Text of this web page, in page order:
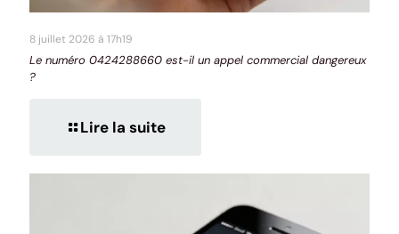
8 juillet 2026 à 17h19
Le numéro 0424288660 est-il un appel commercial dangereux
?
Lire la suite